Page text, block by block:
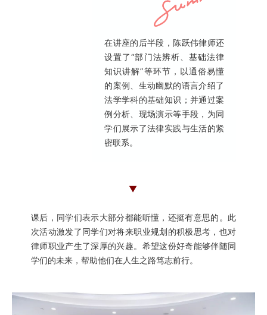
在讲座的后半段，陈跃伟律师还
设置了“部门法辨析、基础法律
知识讲解”等环节，以通俗易懂
的案例、生动幽默的语言介绍了
法学学科的基础知识；并通过案
例分析、现场演示等手段，为同
学们展示了法律实践与生活的紧
密联系。
▼
课后，同学们表示大部分都能听懂，还挺有意思的。此
次活动激发了同学们对将来职业规划的积极思考，也对
律师职业产生了深厚的兴趣。希望这份好奇能够伴随同
学们的未来，帮助他们在人生之路笃志前行。